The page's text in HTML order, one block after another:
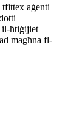
aġenti
il-ħtiġijiet
magħna fl-